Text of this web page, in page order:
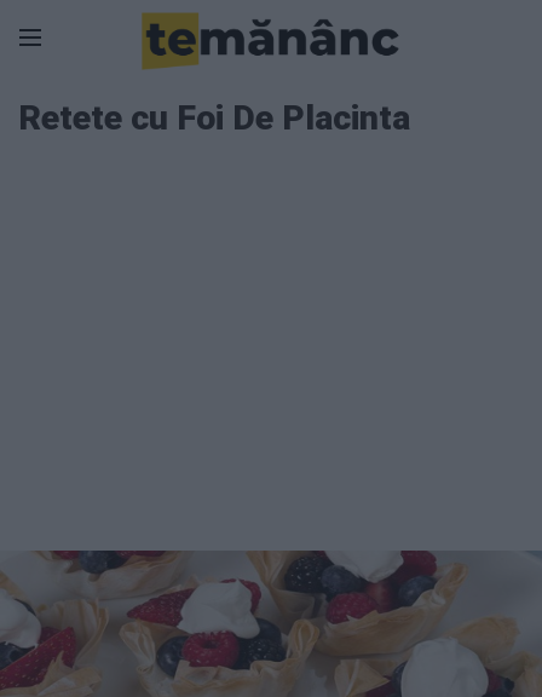
Retete cu Foi De Placinta